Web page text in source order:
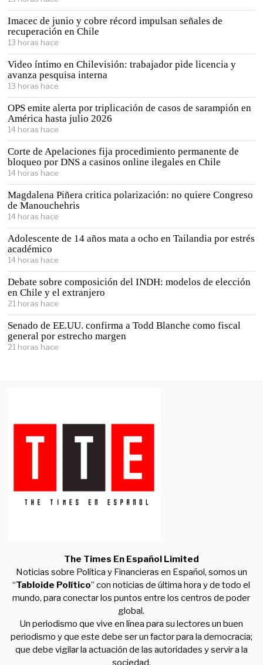
Imacec de junio y cobre récord impulsan señales de
recuperación en Chile
13 horas hace
Video íntimo en Chilevisión: trabajador pide licencia y
avanza pesquisa interna
13 horas hace
OPS emite alerta por triplicación de casos de sarampión en
América hasta julio 2026
14 horas hace
Corte de Apelaciones fija procedimiento permanente de
bloqueo por DNS a casinos online ilegales en Chile
14 horas hace
Magdalena Piñera critica polarización: no quiere Congreso
de Manouchehris
14 horas hace
Adolescente de 14 años mata a ocho en Tailandia por estrés
académico
14 horas hace
Debate sobre composición del INDH: modelos de elección
en Chile y el extranjero
21 horas hace
Senado de EE.UU. confirma a Todd Blanche como fiscal
general por estrecho margen
21 horas hace
The Times En Español Limited
Noticias sobre Política y Financieras en Español, somos un
“Tabloide Político” con noticias de última hora y de todo el
mundo, para conectar los puntos entre los centros de poder
global.
Un periodismo que vive en línea para su lectores un buen
periodismo y que este debe ser un factor para la democracia;
que debe vigilar la actuación de las autoridades y servir a la
sociedad.